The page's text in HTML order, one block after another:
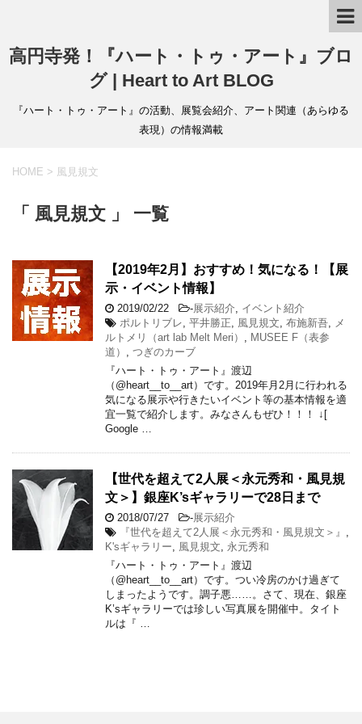
高円寺発！『ハート・トゥ・アート』ブロ
グ | Heart to Art BLOG
『ハート・トゥ・アート』の活動、展覧会紹介、アート関連（あらゆる
表現）の情報満載
HOME > 風見規文
「 風見規文 」 一覧
【2019年2月】おすすめ！気になる！【展
示・イベント情報】
2019/02/22 -展示紹介
イベント紹介
ポルトリブレ 平井勝正 風見規文 布施新吾
メ
ルトメリ（art lab Melt Meri）
MUSEE F（表参
道）
つぎのカーブ
『ハート・トゥ・アート』渡辺
（@heart__to__art）です。2019年月2月に行われる
気になる展示や行きたいイベント等の基本情報を適
宜一覧で紹介します。みなさんもぜひ！！！ ↓[
Google …
【世代を超えて2人展＜永元秀和・風見規
文＞】銀座K’sギャラリーで28日まで
2018/07/27 -展示紹介
『世代を超えて2人展＜永元秀和・風見規文＞』
K'sギャラリー
風見規文 永元秀和
『ハート・トゥ・アート』渡辺
（@heart__to__art）です。つい冷房のかけ過ぎて
しまったようです。調子悪……。さて、現在、銀座
K’sギャラリーでは珍しい写真展を開催中。タイト
ルは『 …